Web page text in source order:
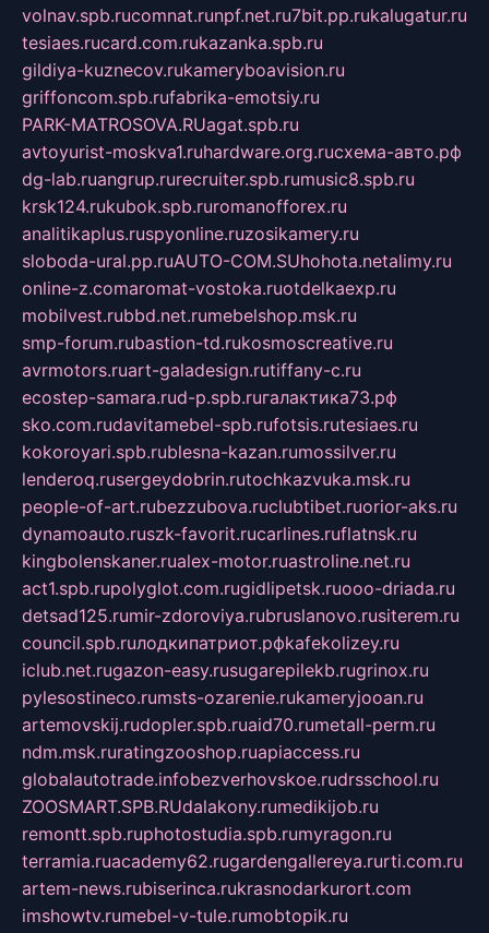
volnav.spb.rucomnat.runpf.net.ru7bit.pp.rukalugatur.ru
tesiaes.rucard.com.rukazanka.spb.ru
gildiya-kuznecov.rukameryboavision.ru
griffoncom.spb.rufabrika-emotsiy.ru
PARK-MATROSOVA.RUagat.spb.ru
avtoyurist-moskva1.ruhardware.org.ruсхема-авто.рф
dg-lab.ruangrup.rurecruiter.spb.rumusic8.spb.ru
krsk124.rukubok.spb.ruromanofforex.ru
analitikaplus.ruspyonline.ruzosikamery.ru
sloboda-ural.pp.ruAUTO-COM.SUhohota.netalimy.ru
online-z.comaromat-vostoka.ruotdelkaexp.ru
mobilvest.rubbd.net.rumebelshop.msk.ru
smp-forum.rubastion-td.rukosmoscreative.ru
avrmotors.ruart-galadesign.rutiffany-c.ru
ecostep-samara.rud-p.spb.ruгалактика73.рф
sko.com.rudavitamebel-spb.rufotsis.rutesiaes.ru
kokoroyari.spb.rublesna-kazan.rumossilver.ru
lenderoq.rusergeydobrin.rutochkazvuka.msk.ru
people-of-art.rubezzubova.ruclubtibet.ruorior-aks.ru
dynamoauto.ruszk-favorit.rucarlines.ruflatnsk.ru
kingbolenskaner.rualex-motor.ruastroline.net.ru
act1.spb.rupolyglot.com.rugidlipetsk.ruooo-driada.ru
detsad125.rumir-zdoroviya.rubruslanovo.rusiterem.ru
council.spb.ruлодкипатриот.рфkafekolizey.ru
iclub.net.rugazon-easy.rusugarepilekb.rugrinox.ru
pylesostineco.rumsts-ozarenie.rukameryjooan.ru
artemovskij.rudopler.spb.ruaid70.rumetall-perm.ru
ndm.msk.ruratingzooshop.ruapiaccess.ru
globalautotrade.infobezverhovskoe.rudrsschool.ru
ZOOSMART.SPB.RUdalakony.rumedikijob.ru
remontt.spb.ruphotostudia.spb.rumyragon.ru
terramia.ruacademy62.rugardengallereya.rurti.com.ru
artem-news.rubiserinca.rukrasnodarkurort.com
imshowtv.rumebel-v-tule.rumobtopik.ru